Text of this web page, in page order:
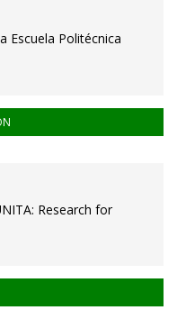
Escuela Politécnica
Research for